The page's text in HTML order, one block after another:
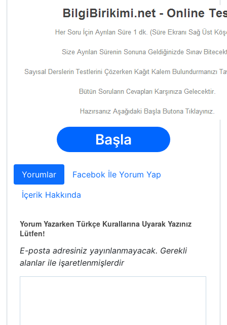
Başla
Yorumlar
Facebok İle Yorum Yap
İçerik Hakkında
Yorum Yazarken Türkçe Kurallarına Uyarak Yazınız
Lütfen!
E-posta adresiniz yayınlanmayacak. Gerekli
alanlar ile işaretlenmişlerdir